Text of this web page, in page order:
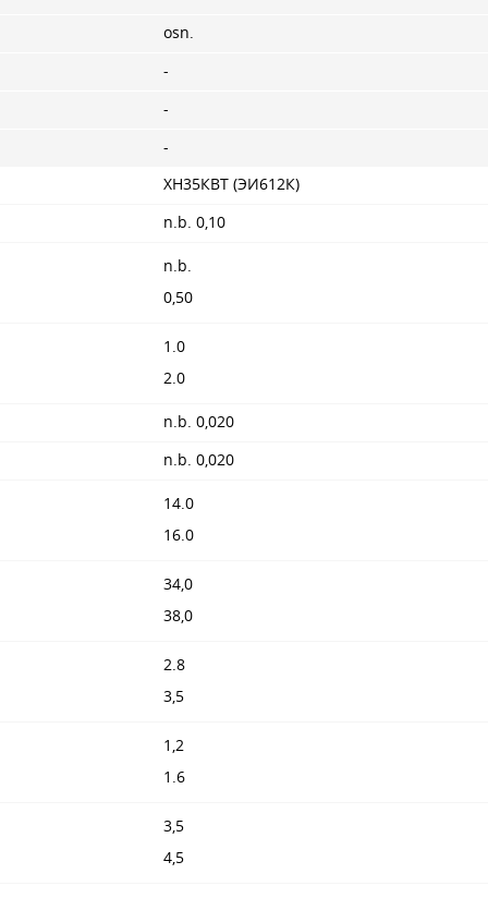
osn.
-
-
-
ХН35КВТ (ЭИ612К)
n.b. 0,10
n.b.
0,50
1.0
2.0
n.b. 0,020
n.b. 0,020
14.0
16.0
34,0
38,0
2.8
3,5
1,2
1.6
3,5
4,5